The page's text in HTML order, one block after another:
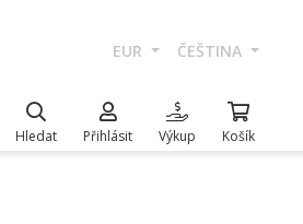
EUR ČEŠTINA
Hledat Přihlásit Výkup Košík